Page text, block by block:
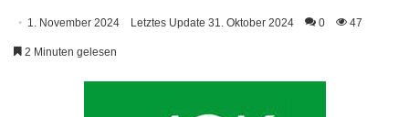
1. November 2024 Letztes Update 31. Oktober 2024 0 47
2 Minuten gelesen